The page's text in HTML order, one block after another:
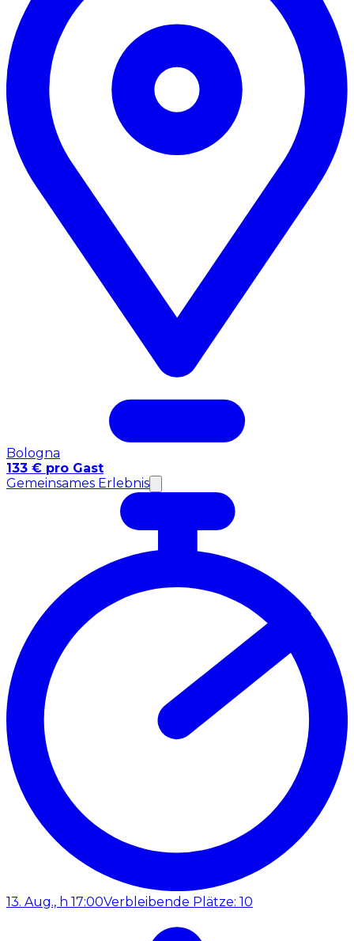
Bologna
133 € pro Gast
Gemeinsames Erlebnis
13. Aug., h 17:00Verbleibende Plätze: 10